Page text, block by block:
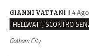
GIANNI VATTANI il 4 Ago
Gotham City